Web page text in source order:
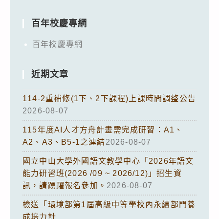
百年校慶專網
百年校慶專網
近期文章
114-2重補修(1下、2下課程)上課時間調整公告
2026-08-07
115年度AI人才方舟計畫需完成研習：A1、
A2、A3、B5-1之連結2026-08-07
國立中山大學外國語文教學中心「2026年語文
能力研習班(2026 /09 ~ 2026/12)」招生資
訊，請踴躍報名參加。 2026-08-07
檢送「環境部第1屆高級中等學校內永續部門養
成培力計